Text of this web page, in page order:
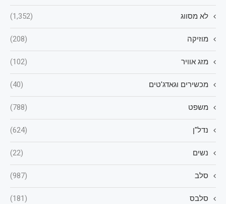
לא מסווג (1,352)
מוזיקה (208)
מזג אוויר (102)
מכשירים וגאדג'טים (40)
משפט (788)
נדל"ן (624)
נשים (22)
סלב (987)
סלבס (181)